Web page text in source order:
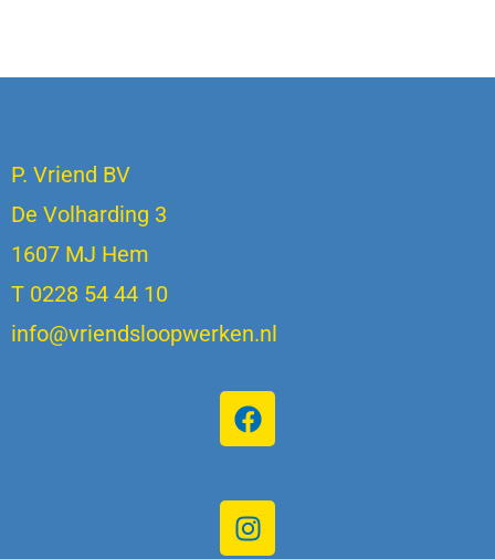
P. Vriend BV
De Volharding 3
1607 MJ Hem
T 0228 54 44 10
info@vriendsloopwerken.nl